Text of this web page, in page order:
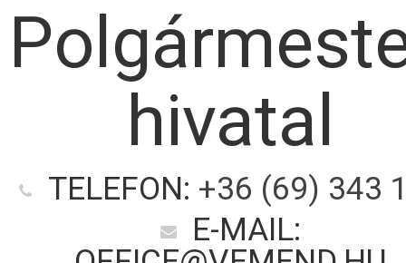
hivatal
TELEFON: +36 (69) 343
E-MAIL: